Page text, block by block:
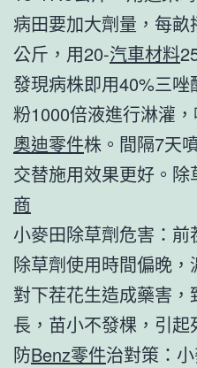
病田要加大劑量，每畝
公斤，用20-汽車材料
發現病株即用40%三
粉1000倍液進行淋灌
奧迪零件株。間隔7天
交替施用效果更好。除
商
小麥田除草劑危害：前
除草劑使用時間偏晚，
對下茬花生造成藥害
長，苗小不發棵，引起
防Benz零件治對策：